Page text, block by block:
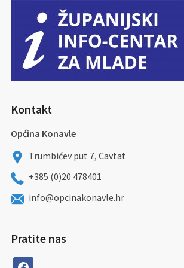
Kontakt
Općina Konavle
Trumbićev put 7, Cavtat
+385 (0)20 478401
info@opcinakonavle.hr
Pratite nas
facebook